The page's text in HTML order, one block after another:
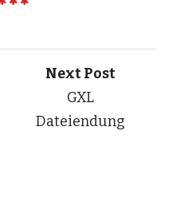
Next Post
GXL
Dateiendung